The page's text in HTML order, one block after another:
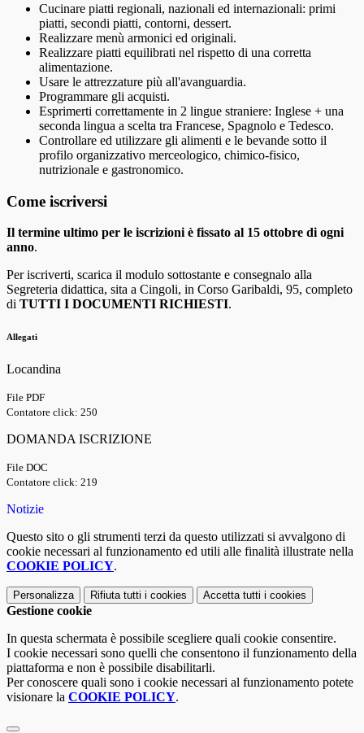
Cucinare piatti regionali, nazionali ed internazionali: primi
piatti, secondi piatti, contorni, dessert.
Realizzare menù armonici ed originali.
Realizzare piatti equilibrati nel rispetto di una corretta
alimentazione.
Usare le attrezzature più all'avanguardia.
Programmare gli acquisti.
Esprimerti correttamente in 2 lingue straniere: Inglese + una
seconda lingua a scelta tra Francese, Spagnolo e Tedesco.
Controllare ed utilizzare gli alimenti e le bevande sotto il
profilo organizzativo merceologico, chimico-fisico,
nutrizionale e gastronomico.
Come iscriversi
Il termine ultimo per le iscrizioni è fissato al 15 ottobre di ogni
anno.
Per iscriverti, scarica il modulo sottostante e consegnalo alla
Segreteria didattica, sita a Cingoli, in Corso Garibaldi, 95, completo
di TUTTI I DOCUMENTI RICHIESTI.
Allegati
Locandina
File PDF
Contatore click: 250
DOMANDA ISCRIZIONE
File DOC
Contatore click: 219
Notizie
Questo sito o gli strumenti terzi da questo utilizzati si avvalgono di
cookie necessari al funzionamento ed utili alle finalità illustrate nella
COOKIE POLICY.
Personalizza Rifiuta tutti i cookies Accetta tutti i cookies
Gestione cookie
In questa schermata è possibile scegliere quali cookie consentire.
I cookie necessari sono quelli che consentono il funzionamento della
piattaforma e non è possibile disabilitarli.
Per conoscere quali sono i cookie necessari al funzionamento potete
visionare la COOKIE POLICY.